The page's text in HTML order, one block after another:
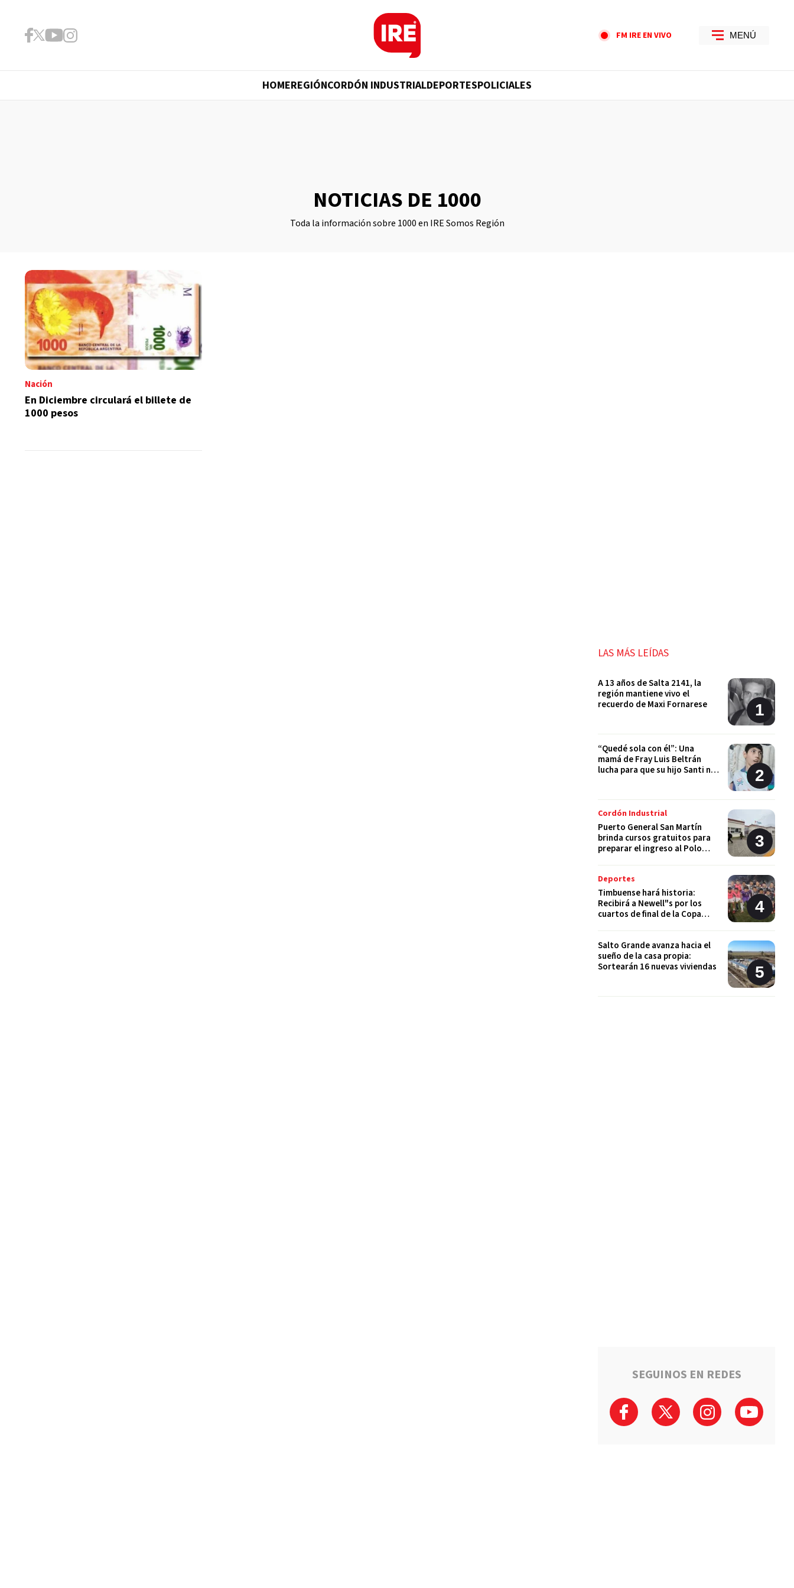
FM IRE EN VIVO MENÚ
HOMEREGIÓNCORDÓN INDUSTRIALDEPORTESPOLICIALES
NOTICIAS DE 1000
Toda la información sobre 1000 en IRE Somos Región
Nación
En Diciembre circulará el billete de
1000 pesos
LAS MÁS LEÍDAS
A 13 años de Salta 2141, la
región mantiene vivo el
recuerdo de Maxi Fornarese
“Quedé sola con él”: Una
mamá de Fray Luis Beltrán
lucha para que su hijo Santi no
Cordón Industrial
Puerto General San Martín
brinda cursos gratuitos para
preparar el ingreso al Polo
Deportes
Timbuense hará historia:
Recibirá a Newell"s por los
cuartos de final de la Copa
Salto Grande avanza hacia el
sueño de la casa propia:
Sortearán 16 nuevas viviendas
SEGUINOS EN REDES